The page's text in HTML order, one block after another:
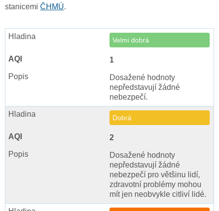
stanicemi ČHMÚ.
Velmi dobrá
1
Dosažené hodnoty
nepředstavují žádné
nebezpečí.
Dobrá
2
Dosažené hodnoty
nepředstavují žádné
nebezpečí pro většinu lidí,
zdravotní problémy mohou
mít jen neobvykle citliví lidé.